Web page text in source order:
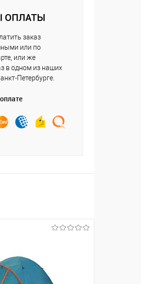
ОПЛАТЫ
заказ
или по
или же
в одном из наших
Петербурге.